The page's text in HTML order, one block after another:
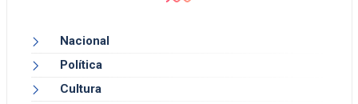
Nacional
Política
Cultura